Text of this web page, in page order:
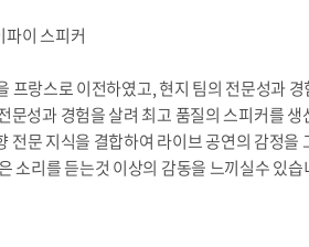
파이 스피커
프랑스로 이전하였고, 현지 팀의 전문성과
문성과 경험을 살려 최고 품질의 스피커를
전문 지식을 결합하여 라이브 공연의 감정
소리를 듣는것 이상의 감동을 느끼실수 있습